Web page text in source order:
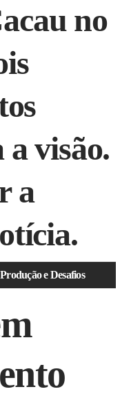
no
a visão.
a
e Desafios